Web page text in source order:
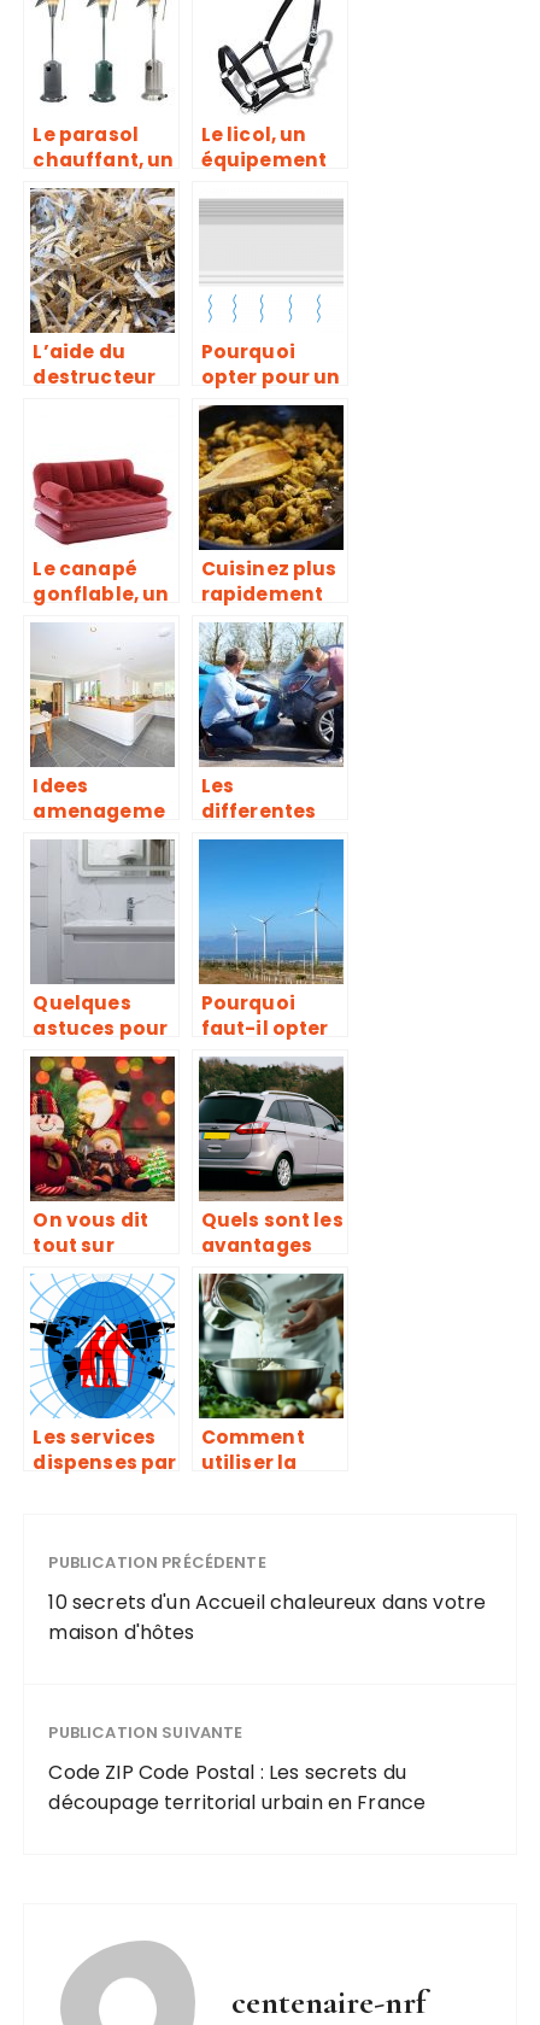
on plus
valorisante
pour une
réutilisation
avec un
brasero de
jardin
Le parasol
chauffant, un
véritable
accessoire de
chauffage
utilisé en
saison froide
Le licol, un
équipement
adapté pour
L’aide du
destructeur
Pourquoi
opter pour un
climatiseur
silencieux ?
Le canapé
gonflable, un
meuble tout à
fait considéré
comme un
meuble
normal
Cuisinez plus
rapidement
avec une
poêle à
induction
professionnel
le
Idees
amenageme
nts cuisine :
Laquelle
convient plus
a une petite
cuisine ?
Les
differentes
assurances
Quelques
astuces pour
bien choisir
son chauffe-
eau
electronique
Pourquoi
faut-il opter
pour une
energie
durable ?
On vous dit
tout sur
l’incroyable
Histoire de
Noel !
Quels sont les
avantages
qu’il y’a a
disposer
d’une
assurance
automobile ?
Les services
dispenses par
Comment
utiliser la
réussir toutes
vos recettes
PUBLICATION PRÉCÉDENTE
10 secrets d'un Accueil chaleureux dans votre
maison d'hôtes
PUBLICATION SUIVANTE
Code ZIP Code Postal : Les secrets du
découpage territorial urbain en France
centenaire-nrf